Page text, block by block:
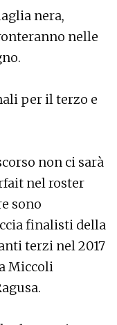
nera,
nelle
per il terzo e
non ci sarà
nel roster
sono
finalisti della
terzi nel 2017
Miccoli